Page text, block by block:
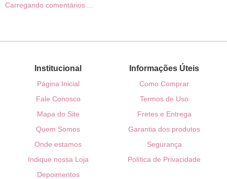
Carregando comentários ...
Institucional
Página Inicial
Fale Conosco
Mapa do Site
Quem Somos
Onde estamos
Indique nossa Loja
Depoimentos
Informações Úteis
Como Comprar
Termos de Uso
Fretes e Entrega
Garantia dos produtos
Segurança
Política de Privacidade